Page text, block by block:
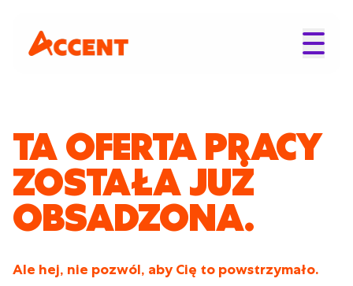
TA OFERTA PRACY
ZOSTAŁA JUŻ
OBSADZONA.
Ale hej, nie pozwól, aby Cię to powstrzymało.